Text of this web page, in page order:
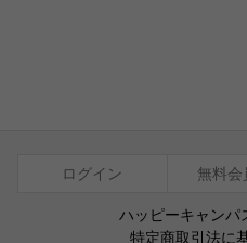
ログイン 無料会
ハッピーキャンパ
特定商取引法に